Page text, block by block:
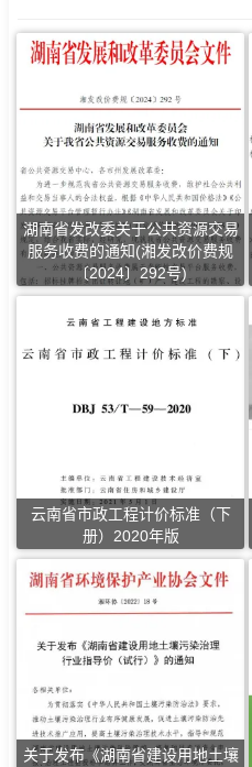
湖南省发改委关于公共资源交易
服务收费的通知(湘发改价费规
〔2024〕292号)
云南省市政工程计价标准（下
册）2020年版
关于发布《湖南省建设用地土壤